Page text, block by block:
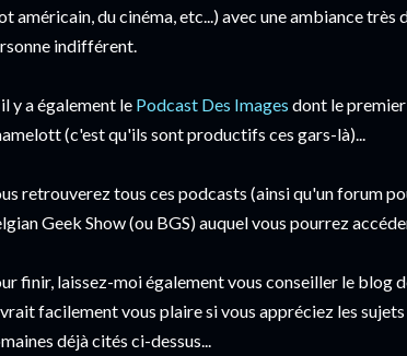
américain, du cinéma, etc...) avec une ambiance très
indifférent.
y a également le Podcast Des Images dont le
(c'est qu'ils sont productifs ces gars-là)...
retrouverez tous ces podcasts (ainsi qu'un forum
Geek Show (ou BGS) auquel vous pourrez
finir, laissez-moi également vous conseiller le blog
facilement vous plaire si vous appréciez les
déjà cités ci-dessus...